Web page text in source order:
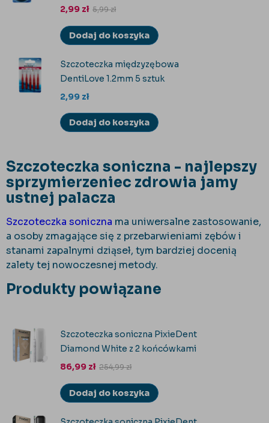
2,99 zł 5,99zł
Dodaj do koszyka
Szczoteczka międzyzębowa
DentiLove 1.2mm 5 sztuk
2,99 zł
Dodaj do koszyka
Szczoteczka soniczna - najlepszy
sprzymierzeniec zdrowia jamy
ustnej palacza
Szczoteczka soniczna ma uniwersalne zastosowanie,
a osoby zmagające się z przebarwieniami zębów i
stanami zapalnymi dziąseł, tym bardziej docenią
zalety tej nowoczesnej metody.
Produkty powiązane
Szczoteczka soniczna PixieDent
Diamond White z 2 końcówkami
86,99 zł 254,99zł
Dodaj do koszyka